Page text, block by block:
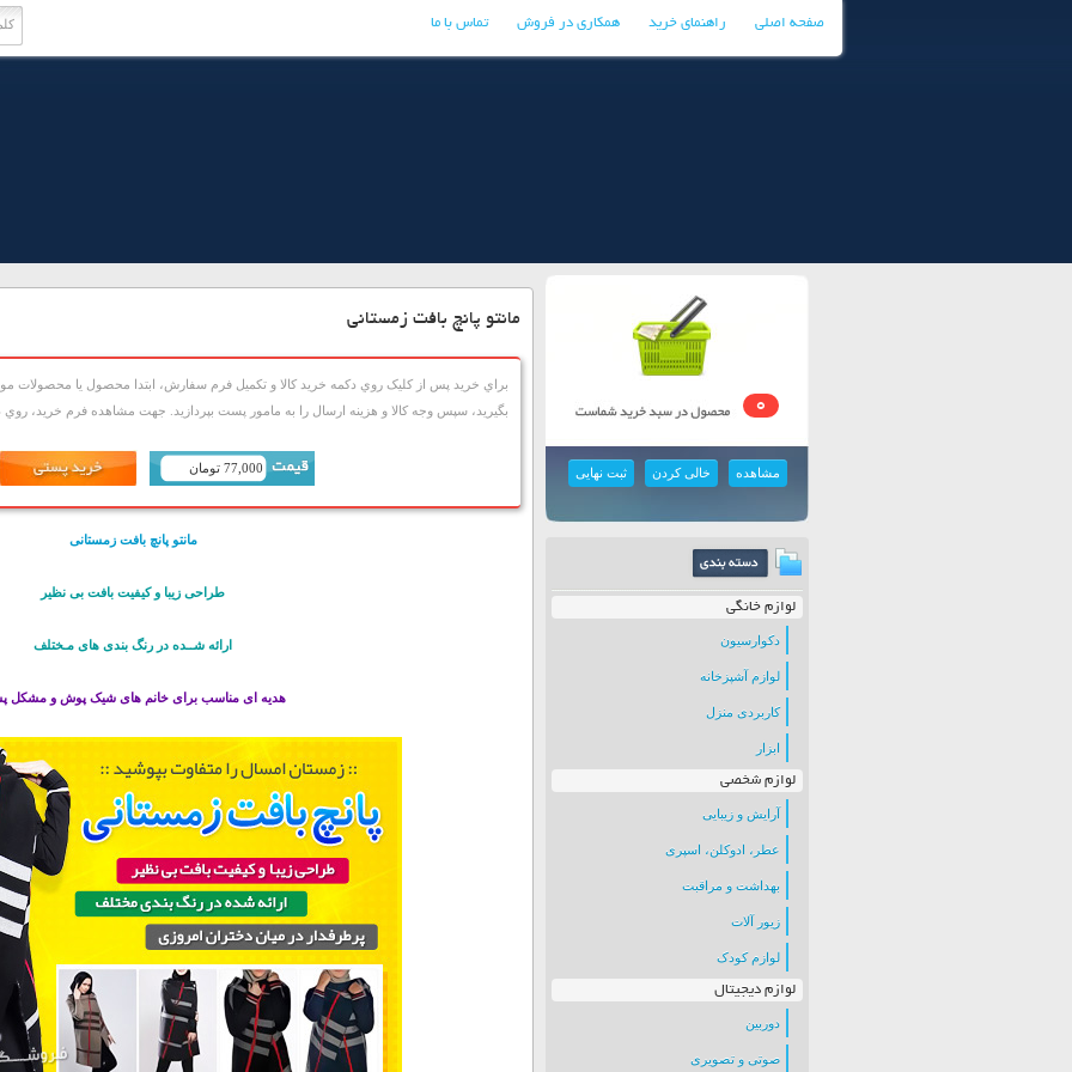
صفحه اصلی راهنمای خرید همکاری در فروش تماس با ما
0
مشاهده خالی کردن ثبت نهایی
لوازم خانگی
دکوارسیون
لوازم آشپزخانه
کاربردی منزل
ابزار
لوازم شخصی
آرایش و زیبایی
عطر، ادوکلن، اسپری
بهداشت و مراقبت
زیور آلات
لوازم کودک
لوازم دیجیتال
دوربین
صوتی و تصویری
مانتو پانچ بافت زمستانی
براي خريد پس از کليک روي دکمه خريد کالا و تکميل فرم سفارش، ابتدا محصول يا محصولات
بگيريد، سپس وجه کالا و هزينه ارسال را به مامور پست بپردازيد. جهت مشاهده فرم خريد، روي
77,000 تومان
مانتو پانچ بافت زمستانی
طراحی زیبا و کیفیت بافت بی نظیر
ارائه شــده در رنگ بندی های مـختلف
هدیه ای مناسب برای خانم های شیک پوش و مشکل